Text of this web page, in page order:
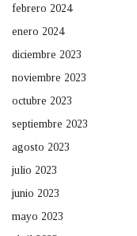
febrero 2024
enero 2024
diciembre 2023
noviembre 2023
octubre 2023
septiembre 2023
agosto 2023
julio 2023
junio 2023
mayo 2023